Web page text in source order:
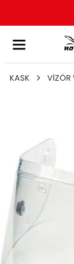
KASK VİZÖR